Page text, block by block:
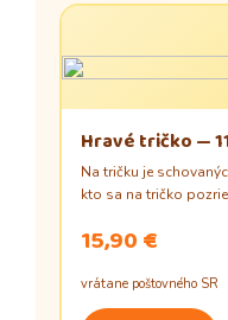
Hravé tričko —
Na tričku je
kto sa na tričko
15,90 €
vrátane poštovného SR